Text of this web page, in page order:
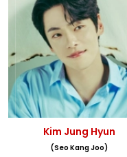
Kim Jung Hyun
(Seo Kang Joo)